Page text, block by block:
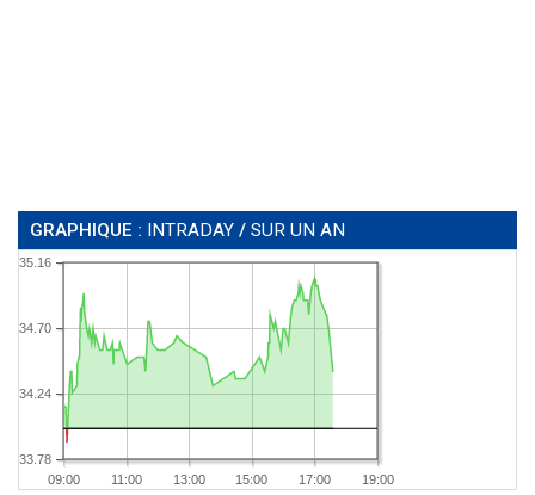
GRAPHIQUE : INTRADAY / SUR UN AN
09:00 11:00 13:00 15:00 17:00 19:00
33.78
34.24
34.70
35.16